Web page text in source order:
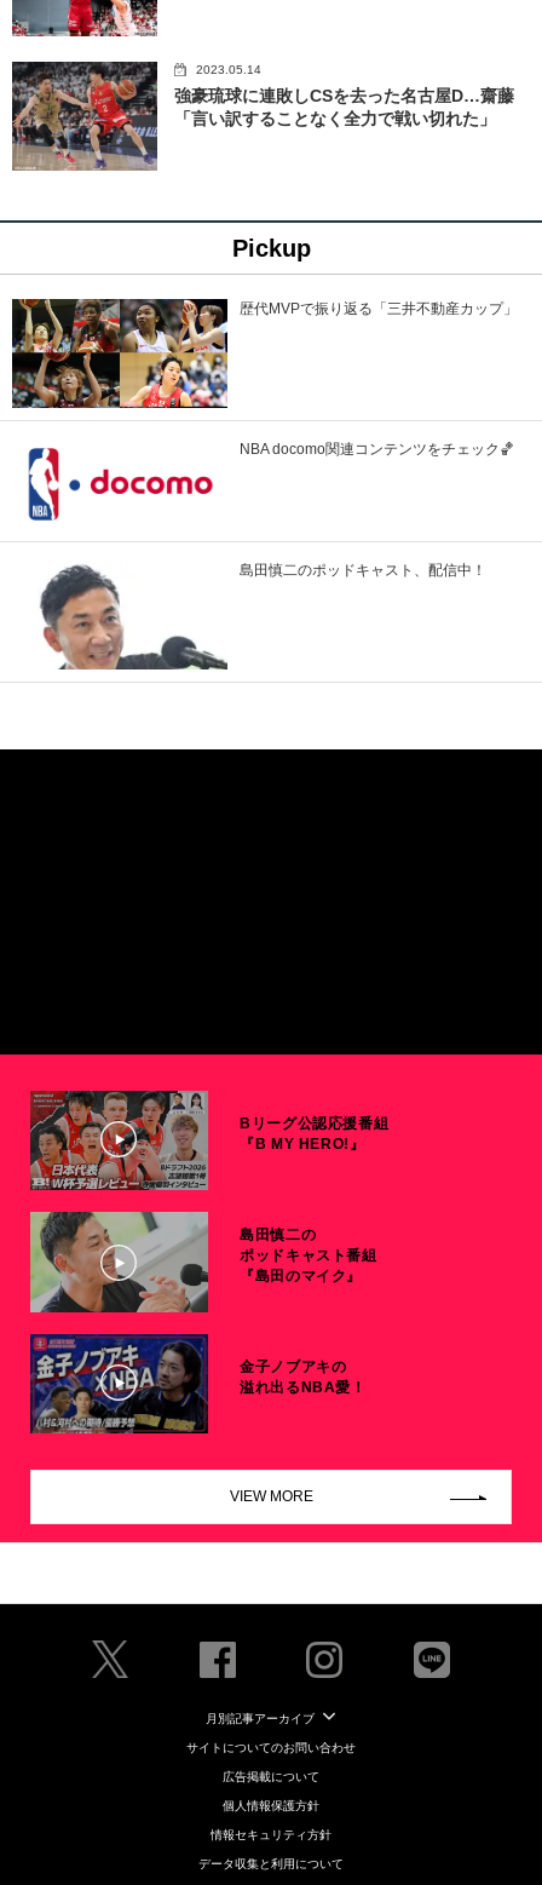
2023.05.14
強豪琉球に連敗しCSを去った名古屋D…齋藤
「言い訳することなく全力で戦い切れた」
Pickup
歴代MVPで振り返る「三井不動産カップ」
NBA docomo関連コンテンツをチェック🏀
島田慎二のポッドキャスト、配信中！
Bリーグ公認応援番組
『B MY HERO!』
島田慎二の
ポッドキャスト番組
『島田のマイク』
金子ノブアキの
溢れ出るNBA愛！
VIEW MORE
月別記事アーカイブ
サイトについてのお問い合わせ
広告掲載について
個人情報保護方針
情報セキュリティ方針
データ収集と利用について